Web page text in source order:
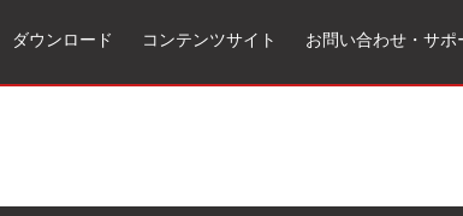
ダウンロード コンテンツサイト お問い合わせ・サポ